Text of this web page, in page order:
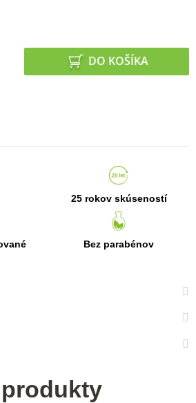
DO KOŠÍKA
25 rokov skúseností
Bez parabénov